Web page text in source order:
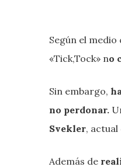
Según el
«Tick,Tock» no
Sin embargo,
no perdonar.
Svekler, actual
Además de